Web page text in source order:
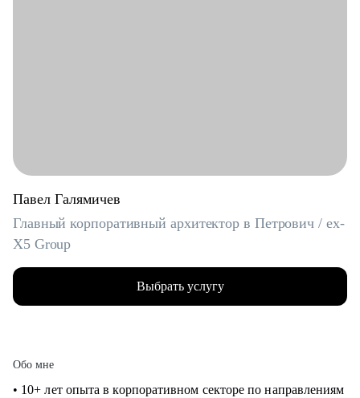
Павел Галямичев
Главный корпоративный архитектор в Петрович / ex-
X5 Group
Выбрать услугу
Обо мне
• 10+ лет опыта в корпоративном секторе по направлениям